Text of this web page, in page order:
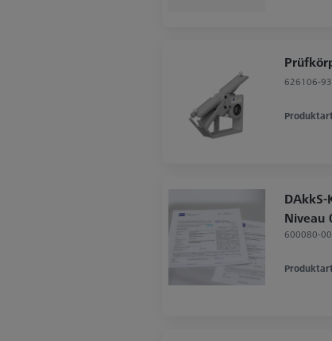
626106-
Produktart
Niveau
600080-
Produktart